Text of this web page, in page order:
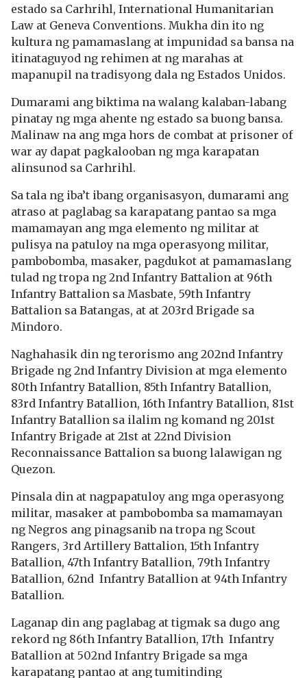
estado sa Carhrihl, International Humanitarian
Law at Geneva Conventions. Mukha din ito ng
kultura ng pamamaslang at impunidad sa bansa na
itinataguyod ng rehimen at ng marahas at
mapanupil na tradisyong dala ng Estados Unidos.
Dumarami ang biktima na walang kalaban-labang
pinatay ng mga ahente ng estado sa buong bansa.
Malinaw na ang mga hors de combat at prisoner of
war ay dapat pagkalooban ng mga karapatan
alinsunod sa Carhrihl.
Sa tala ng iba’t ibang organisasyon, dumarami ang
atraso at paglabag sa karapatang pantao sa mga
mamamayan ang mga elemento ng militar at
pulisya na patuloy na mga operasyong militar,
pambobomba, masaker, pagdukot at pamamaslang
tulad ng tropa ng 2nd Infantry Battalion at 96th
Infantry Battalion sa Masbate, 59th Infantry
Battalion sa Batangas, at at 203rd Brigade sa
Mindoro.
Naghahasik din ng terorismo ang 202nd Infantry
Brigade ng 2nd Infantry Division at mga elemento
80th Infantry Batallion, 85th Infantry Batallion,
83rd Infantry Batallion, 16th Infantry Batallion, 81st
Infantry Batallion sa ilalim ng komand ng 201st
Infantry Brigade at 21st at 22nd Division
Reconnaissance Battalion sa buong lalawigan ng
Quezon.
Pinsala din at nagpapatuloy ang mga operasyong
militar, masaker at pambobomba sa mamamayan
ng Negros ang pinagsanib na tropa ng Scout
Rangers, 3rd Artillery Battalion, 15th Infantry
Batallion, 47th Infantry Batallion, 79th Infantry
Batallion, 62nd Infantry Batallion at 94th Infantry
Batallion.
Laganap din ang paglabag at tigmak sa dugo ang
rekord ng 86th Infantry Batallion, 17th Infantry
Batallion at 502nd Infantry Brigade sa mga
karapatang pantao at ang tumitinding